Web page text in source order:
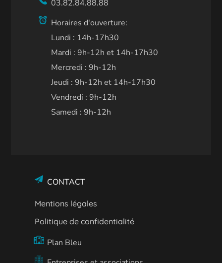
03.82.84.88.88
Horaires d'ouverture:
Lundi : 14h-17h30
Mardi : 9h-12h et 14h-17h30
Mercredi : 9h-12h
Jeudi : 9h-12h et 14h-17h30
Vendredi : 9h-12h
Samedi : 9h-12h
CONTACT
Mentions légales
Politique de confidentialité
Plan Bleu